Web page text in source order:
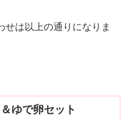
せは以上の通りになりま
ゆで卵セット